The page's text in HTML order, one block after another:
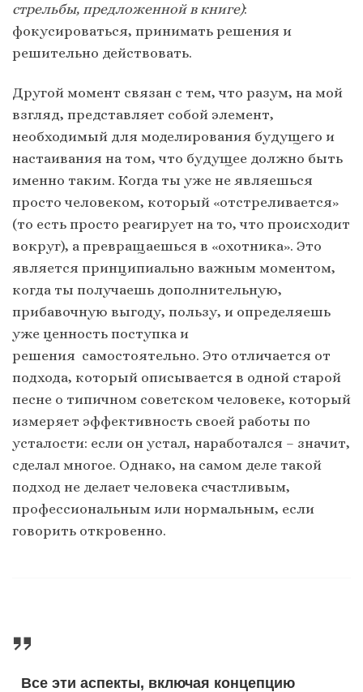
стрельбы, предложенной в книге):
фокусироваться, принимать решения и
решительно действовать.
Другой момент связан с тем, что разум, на мой
взгляд, представляет собой элемент,
необходимый для моделирования будущего и
настаивания на том, что будущее должно быть
именно таким. Когда ты уже не являешься
просто человеком, который «отстреливается»
(то есть просто реагирует на то, что происходит
вокруг), а превращаешься в «охотника». Это
является принципиально важным моментом,
когда ты получаешь дополнительную,
прибавочную выгоду, пользу, и определяешь
уже ценность поступка и
решения самостоятельно. Это отличается от
подхода, который описывается в одной старой
песне о типичном советском человеке, который
измеряет эффективность своей работы по
усталости: если он устал, наработался – значит,
сделал многое. Однако, на самом деле такой
подход не делает человека счастливым,
профессиональным или нормальным, если
говорить откровенно.
Все эти аспекты, включая концепцию